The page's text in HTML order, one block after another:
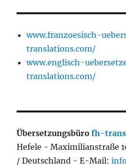
www.franzoesisch-
translations.com/
www.englisch-
translations.com/
Übersetzungsbürofh-
Hefele - Maximilianstraße
/ Deutschland - E-Mail: